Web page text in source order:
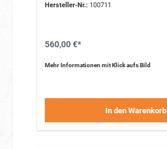
Hersteller-Nr.:100711
560,00 €*
Mehr Informationen mit Klick aufs Bild
In den Warenkorb